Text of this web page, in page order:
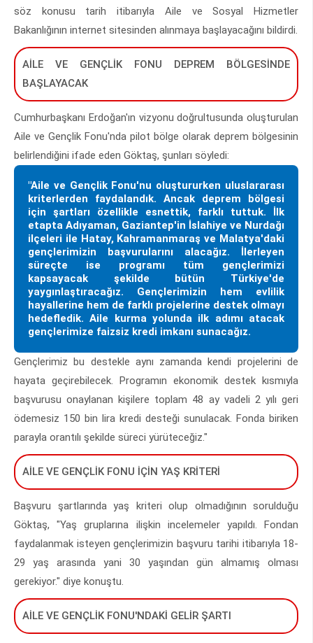
söz konusu tarih itibarıyla Aile ve Sosyal Hizmetler
Bakanlığının internet sitesinden alınmaya başlayacağını bildirdi.
AİLE VE GENÇLİK FONU DEPREM BÖLGESİNDE
BAŞLAYACAK
Cumhurbaşkanı Erdoğan'ın vizyonu doğrultusunda oluşturulan
Aile ve Gençlik Fonu'nda pilot bölge olarak deprem bölgesinin
belirlendiğini ifade eden Göktaş, şunları söyledi:
"Aile ve Gençlik Fonu'nu oluştururken uluslararası
kriterlerden faydalandık. Ancak deprem bölgesi
için şartları özellikle esnettik, farklı tuttuk. İlk
etapta Adıyaman, Gaziantep'in İslahiye ve Nurdağı
ilçeleri ile Hatay, Kahramanmaraş ve Malatya'daki
gençlerimizin başvurularını alacağız. İlerleyen
süreçte ise programı tüm gençlerimizi
kapsayacak şekilde bütün Türkiye'de
yaygınlaştıracağız. Gençlerimizin hem evlilik
hayallerine hem de farklı projelerine destek olmayı
hedefledik. Aile kurma yolunda ilk adımı atacak
gençlerimize faizsiz kredi imkanı sunacağız.
Gençlerimiz bu destekle aynı zamanda kendi projelerini de
hayata geçirebilecek. Programın ekonomik destek kısmıyla
başvurusu onaylanan kişilere toplam 48 ay vadeli 2 yılı geri
ödemesiz 150 bin lira kredi desteği sunulacak. Fonda biriken
parayla orantılı şekilde süreci yürüteceğiz."
AİLE VE GENÇLİK FONU İÇİN YAŞ KRİTERİ
Başvuru şartlarında yaş kriteri olup olmadığının sorulduğu
Göktaş, "Yaş gruplarına ilişkin incelemeler yapıldı. Fondan
faydalanmak isteyen gençlerimizin başvuru tarihi itibarıyla 18-
29 yaş arasında yani 30 yaşından gün almamış olması
gerekiyor." diye konuştu.
AİLE VE GENÇLİK FONU'NDAKİ GELİR ŞARTI